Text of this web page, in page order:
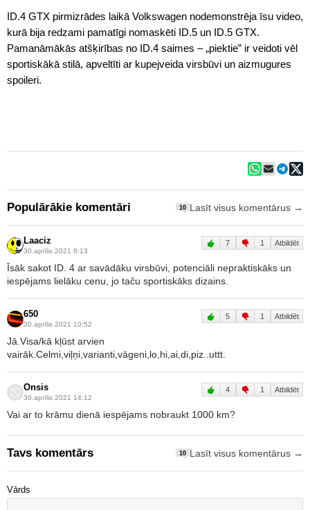
ID.4 GTX pirmizrādes laikā Volkswagen nodemonstrēja īsu video,
kurā bija redzami pamatīgi nomaskēti ID.5 un ID.5 GTX.
Pamanāmākās atšķirības no ID.4 saimes – „piektie” ir veidoti vēl
sportiskākā stilā, apveltīti ar kupejveida virsbūvi un aizmugures
spoileri.
Populārākie komentāri 10 Lasīt visus komentārus →
Laaciz
30.aprīlis 2021 8:13
7 1 Atbildēt
Īsāk sakot ID. 4 ar savādāku virsbūvi, potenciāli nepraktiskāks un
iespējams lielāku cenu, jo taču sportiskāks dizains.
650
30.aprīlis 2021 10:52
5 1 Atbildēt
Jā.Visa/kā kļūst arvien
vairāk.Celmi,viļņi,varianti,vāgeni,lo,hi,ai,di,piz..uttt.
Onsis
30.aprīlis 2021 14:12
4 1 Atbildēt
Vai ar to krāmu dienā iespējams nobraukt 1000 km?
Tavs komentārs 10 Lasīt visus komentārus →
Vārds